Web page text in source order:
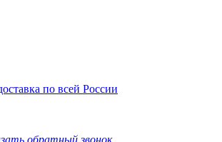
по всей России
обратный звонок